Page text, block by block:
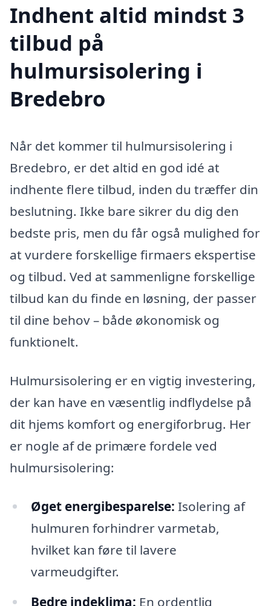
Indhent altid mindst 3
tilbud på
hulmursisolering i
Bredebro
Når det kommer til hulmursisolering i
Bredebro, er det altid en god idé at
indhente flere tilbud, inden du træffer din
beslutning. Ikke bare sikrer du dig den
bedste pris, men du får også mulighed for
at vurdere forskellige firmaers ekspertise
og tilbud. Ved at sammenligne forskellige
tilbud kan du finde en løsning, der passer
til dine behov – både økonomisk og
funktionelt.
Hulmursisolering er en vigtig investering,
der kan have en væsentlig indflydelse på
dit hjems komfort og energiforbrug. Her
er nogle af de primære fordele ved
hulmursisolering:
Øget energibesparelse: Isolering af
hulmuren forhindrer varmetab,
hvilket kan føre til lavere
varmeudgifter.
Bedre indeklima: En ordentlig